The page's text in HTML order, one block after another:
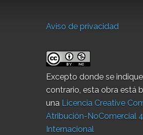
Aviso de privacidad
Excepto donde se
contrario, esta obra está
una Licencia Creative
Atribución-NoComercial
Internacional